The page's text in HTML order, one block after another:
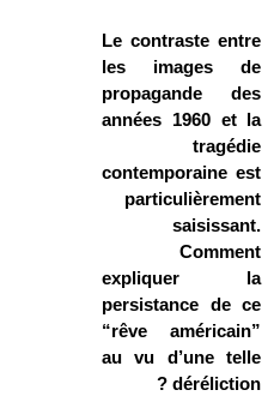
Le contraste entre
les images de
propagande des
années 1960 et la
tragédie
contemporaine est
particulièrement
saisissant.
Comment
expliquer la
persistance de ce
“rêve américain”
au vu d’une telle
déréliction ?